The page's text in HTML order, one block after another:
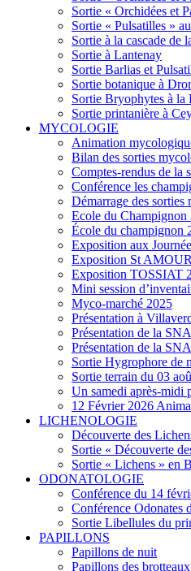
Sortie « Orchidées et
Sortie « Pulsatilles »
Sortie à la cascade de
Sortie à Lantenay
Sortie Barlias et
Sortie botanique à
Sortie Bryophytes à la
Sortie printanière à
MYCOLOGIE
Animation
Bilan des sorties
Comptes-rendus de la
Conférence les
Démarrage des
Ecole du Champignon
École du champignon
Exposition aux
Exposition St
Exposition TOSSIAT
Mini session
Myco-marché 2025
Présentation à
Présentation de la
Présentation de la
Sortie Hygrophore de
Sortie terrain du 03
Un samedi après-midi
12 Février 2026
LICHENOLOGIE
Découverte des
Sortie « Découverte
Sortie « Lichens » en
ODONATOLOGIE
Conférence du 14
Conférence Odonates
Sortie Libellules du
PAPILLONS
Papillons de nuit
Papillons des brotteaux